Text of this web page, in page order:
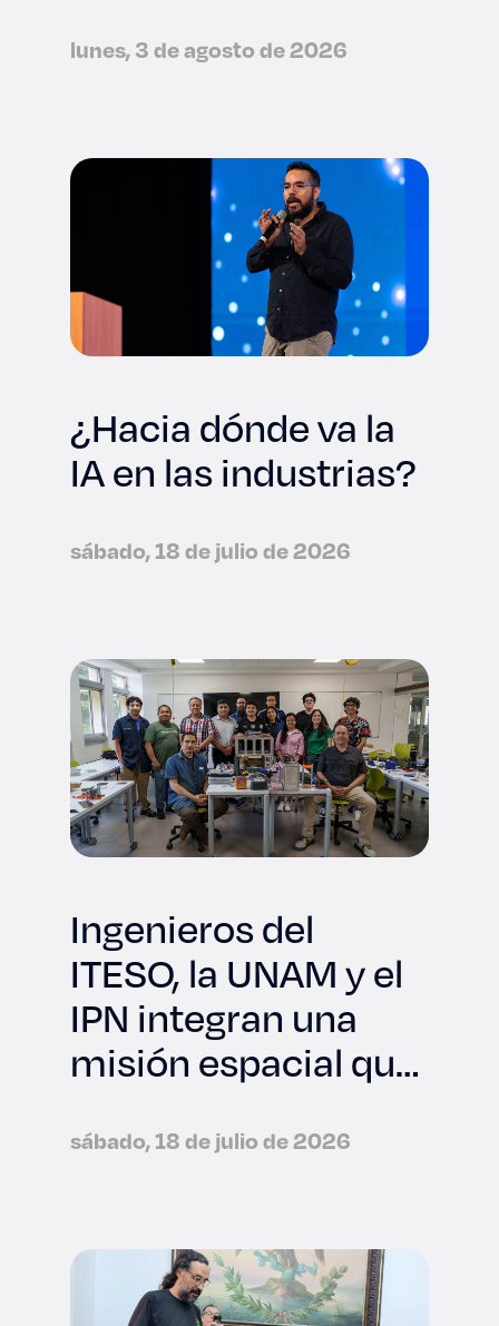
lunes, 3 de agosto de 2026
¿Hacia dónde va la
IA en las industrias?
sábado, 18 de julio de 2026
Ingenieros del
ITESO, la UNAM y el
IPN integran una
misión espacial que
sábado, 18 de julio de 2026